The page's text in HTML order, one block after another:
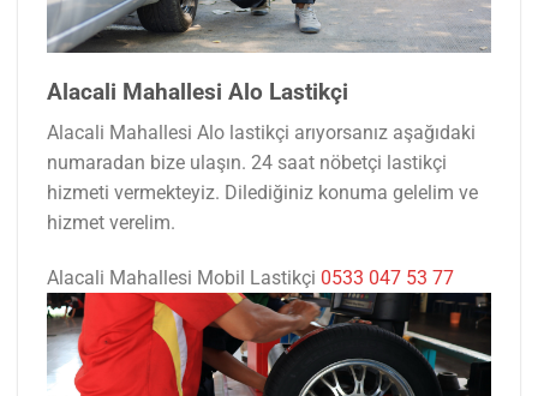
Alacali Mahallesi Alo Lastikçi
Alacali Mahallesi Alo lastikçi arıyorsanız aşağıdaki
numaradan bize ulaşın. 24 saat nöbetçi lastikçi
hizmeti vermekteyiz. Dilediğiniz konuma gelelim ve
hizmet verelim.
Alacali Mahallesi Mobil Lastikçi 0533 047 53 77